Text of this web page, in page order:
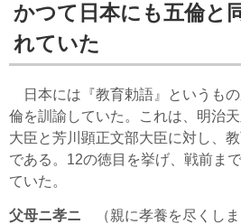
かつて日本にも五倫と
れていた
日本には『教育勅語』というも
倫を訓諭していた。これは、明治
大臣と芳川顕正文部大臣に対し、
である。12の徳目を挙げ、戦前ま
ていた。
父母ニ孝ニ （親に孝養を尽くしま